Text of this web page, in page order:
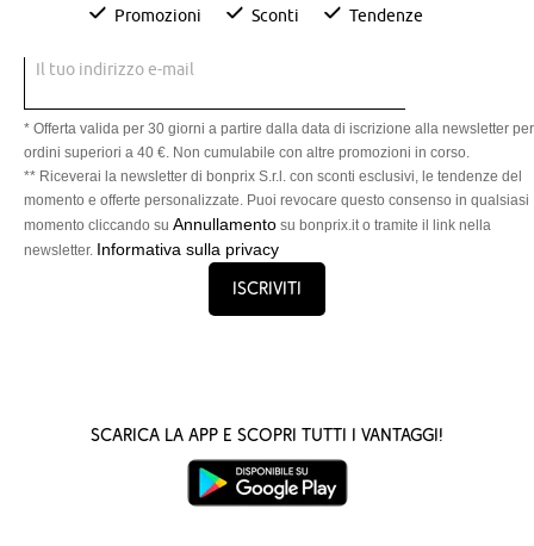
Promozioni Sconti Tendenze
Il tuo indirizzo e-mail
* Offerta valida per 30 giorni a partire dalla data di iscrizione alla newsletter per
ordini superiori a 40 €. Non cumulabile con altre promozioni in corso.
** Riceverai la newsletter di bonprix S.r.l. con sconti esclusivi, le tendenze del
momento e offerte personalizzate. Puoi revocare questo consenso in qualsiasi
momento cliccando su Annullamento su bonprix.it o tramite il link nella
newsletter. Informativa sulla privacy
Iscriviti
Scarica la App e scopri tutti i vantaggi!